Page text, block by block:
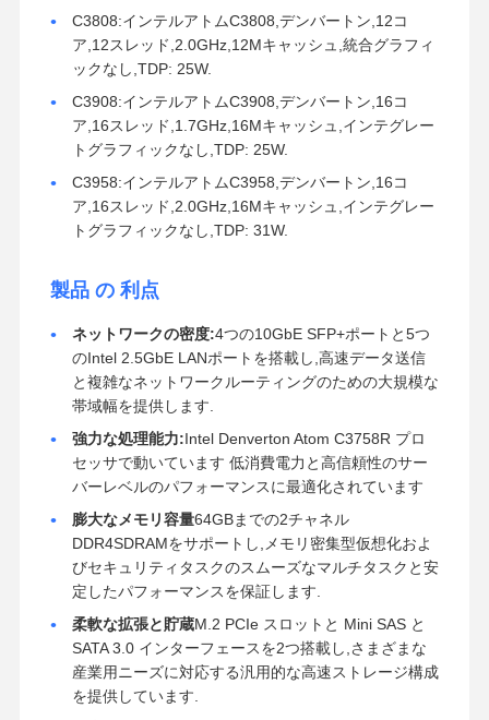
C3808:インテルアトムC3808,デンバートン,12コ
ア,12スレッド,2.0GHz,12Mキャッシュ,統合グラフィ
ックなし,TDP: 25W.
C3908:インテルアトムC3908,デンバートン,16コ
ア,16スレッド,1.7GHz,16Mキャッシュ,インテグレー
トグラフィックなし,TDP: 25W.
C3958:インテルアトムC3958,デンバートン,16コ
ア,16スレッド,2.0GHz,16Mキャッシュ,インテグレー
トグラフィックなし,TDP: 31W.
製品 の 利点
ネットワークの密度:4つの10GbE SFP+ポートと5つ
のIntel 2.5GbE LANポートを搭載し,高速データ送信
と複雑なネットワークルーティングのための大規模な
帯域幅を提供します.
強力な処理能力:Intel Denverton Atom C3758R プロ
セッサで動いています 低消費電力と高信頼性のサー
バーレベルのパフォーマンスに最適化されています
膨大なメモリ容量64GBまでの2チャネル
DDR4SDRAMをサポートし,メモリ密集型仮想化およ
びセキュリティタスクのスムーズなマルチタスクと安
定したパフォーマンスを保証します.
柔軟な拡張と貯蔵M.2 PCIe スロットと Mini SAS と
SATA 3.0 インターフェースを2つ搭載し,さまざまな
産業用ニーズに対応する汎用的な高速ストレージ構成
を提供しています.